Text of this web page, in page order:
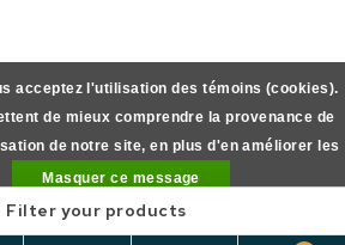
Filter your products
acceptez l'utilisation des témoins (cookies).
de mieux comprendre la provenance de
de notre site, en plus d'en améliorer les
Masquer ce message
plus sur les témoins (cookies) »